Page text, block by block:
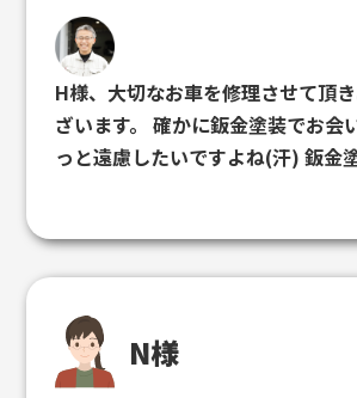
他社の見積もりでは10万は確実と
で、本当に助かりました。 社長さ
じのいい方で、親身に相談に応じ
誕生日に擦ってしまうという最悪
が、少し救われました。 輸入車が
したが、修理の難しいケースを請
なのだと思います。 何もないとい
笑)、何かあればまたこちらでお
います。
H様、大切なお車を修理させて頂
ざいます。 確かに鈑金塗装でお会
っと遠慮したいですよね(汗) 鈑金
になることがあればお気軽にお問
N様